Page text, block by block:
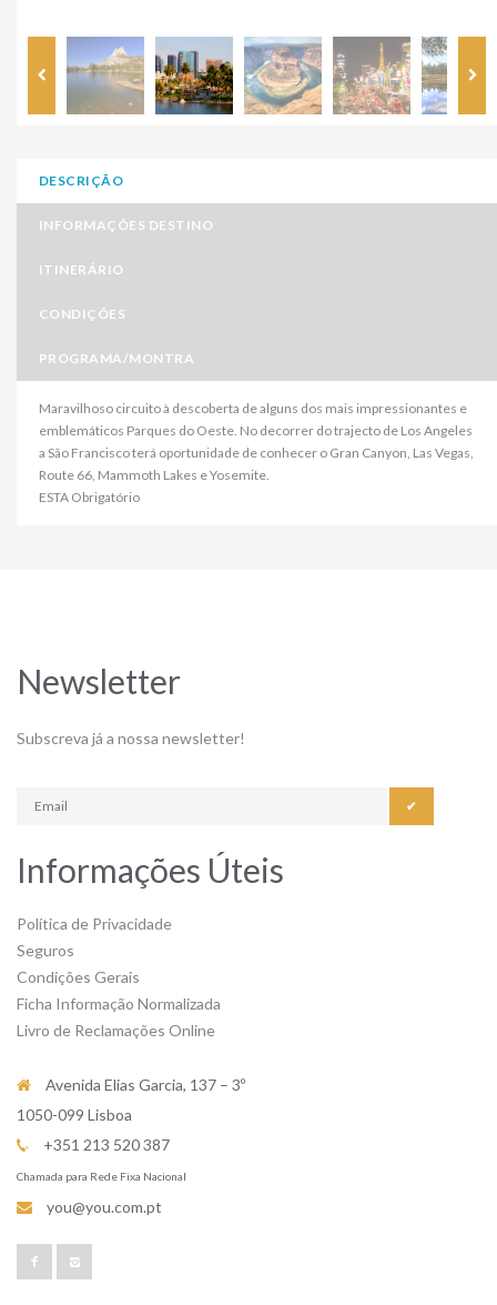
DESCRIÇÃO
INFORMAÇÕES DESTINO
ITINERÁRIO
CONDIÇÕES
PROGRAMA/MONTRA
Maravilhoso circuito à descoberta de alguns dos mais impressionantes e
emblemáticos Parques do Oeste. No decorrer do trajecto de Los Angeles
a São Francisco terá oportunidade de conhecer o Gran Canyon, Las Vegas,
Route 66, Mammoth Lakes e Yosemite.
ESTA Obrigatório
Newsletter
Subscreva já a nossa newsletter!
✔
Informações Úteis
Política de Privacidade
Seguros
Condições Gerais
Ficha Informação Normalizada
Livro de Reclamações Online
Avenida Elias Garcia, 137 – 3º
1050-099 Lisboa
+351 213 520 387
Chamada para Rede Fixa Nacional
you@you.com.pt